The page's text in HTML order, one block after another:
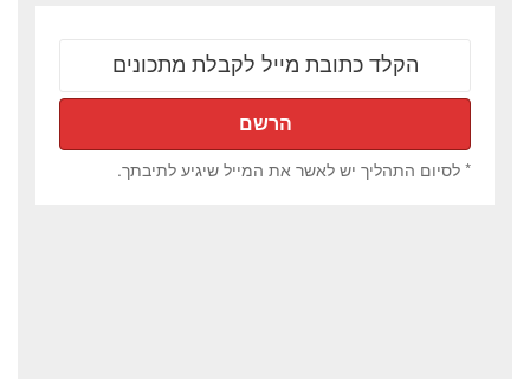
* לסיום התהליך יש לאשר את המייל שיגיע לתיבתך.